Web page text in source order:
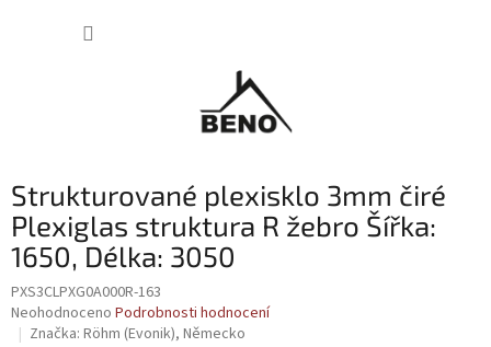
Strukturované plexisklo 3mm čiré
Plexiglas struktura R žebro Šířka:
1650, Délka: 3050
PXS3CLPXG0A000R-163
Průměrné
hodnocení
Neohodnoceno Podrobnosti hodnocení
Značka: Röhm (Evonik), Německo